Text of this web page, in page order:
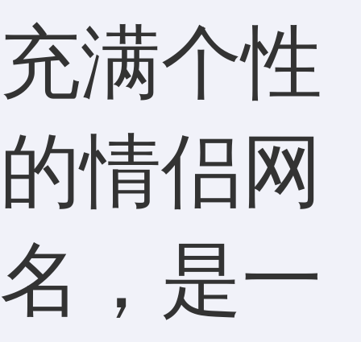
充满个性
的情侣网
名，是一